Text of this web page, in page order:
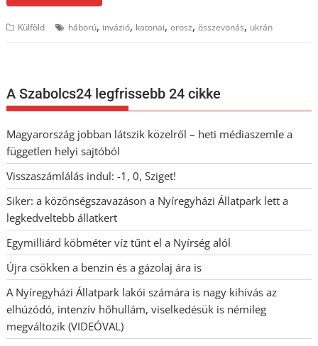
Külföld háború, invázió, katonai,orosz,összevonás, ukrán
A Szabolcs24 legfrissebb 24 cikke
Magyarország jobban látszik közelről – heti médiaszemle a
független helyi sajtóból
Visszaszámlálás indul: -1, 0, Sziget!
Siker: a közönségszavazáson a Nyíregyházi Állatpark lett a
legkedveltebb állatkert
Egymilliárd köbméter víz tűnt el a Nyírség alól
Újra csökken a benzin és a gázolaj ára is
A Nyíregyházi Állatpark lakói számára is nagy kihívás az
elhúzódó, intenzív hőhullám, viselkedésük is némileg
megváltozik (VIDEÓVAL)